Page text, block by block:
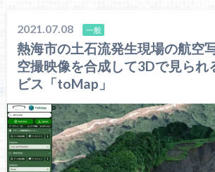
2021.07.08 一般
熱海市の土石流発生現場の航空
空撮映像を合成して3Dで見られ
ビス「toMap」